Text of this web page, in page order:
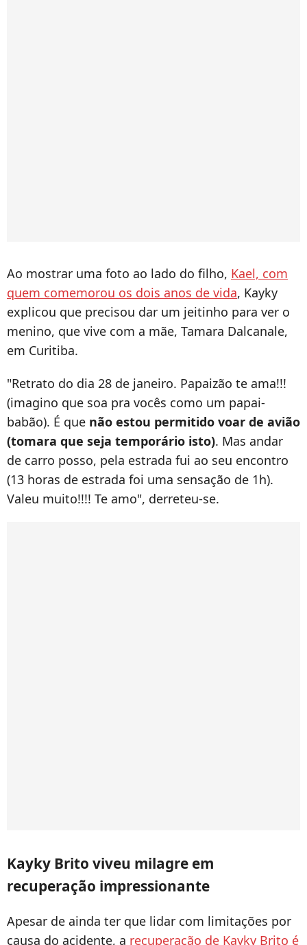
Ao mostrar uma foto ao lado do filho, Kael, com
quem comemorou os dois anos de vida, Kayky
explicou que precisou dar um jeitinho para ver o
menino, que vive com a mãe, Tamara Dalcanale,
em Curitiba.
"Retrato do dia 28 de janeiro. Papaizão te ama!!!
(imagino que soa pra vocês como um papai-
babão). É que não estou permitido voar de avião
(tomara que seja temporário isto). Mas andar
de carro posso, pela estrada fui ao seu encontro
(13 horas de estrada foi uma sensação de 1h).
Valeu muito!!!! Te amo", derreteu-se.
Kayky Brito viveu milagre em
recuperação impressionante
Apesar de ainda ter que lidar com limitações por
causa do acidente, a recuperação de Kayky Brito é